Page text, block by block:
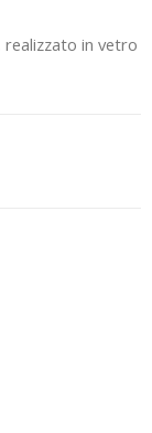
realizzato in vetro